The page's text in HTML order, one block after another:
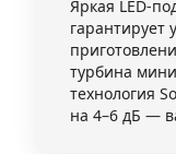
Яркая LED-
гарантирует
турбина
технология
на 4–6 дБ —